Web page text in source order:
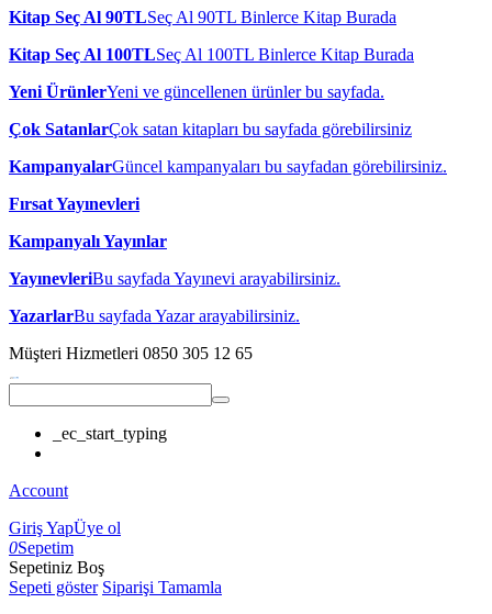
Kitap Seç Al 90TLSeç Al 90TL Binlerce Kitap Burada
Kitap Seç Al 100TLSeç Al 100TL Binlerce Kitap Burada
Yeni ÜrünlerYeni ve güncellenen ürünler bu sayfada.
Çok SatanlarÇok satan kitapları bu sayfada görebilirsiniz
KampanyalarGüncel kampanyaları bu sayfadan görebilirsiniz.
Fırsat Yayınevleri
Kampanyalı Yayınlar
YayınevleriBu sayfada Yayınevi arayabilirsiniz.
YazarlarBu sayfada Yazar arayabilirsiniz.
Müşteri Hizmetleri 0850 305 12 65
_ec_start_typing
Account
Giriş YapÜye ol
0Sepetim
Sepetiniz Boş
Sepeti göster Siparişi Tamamla